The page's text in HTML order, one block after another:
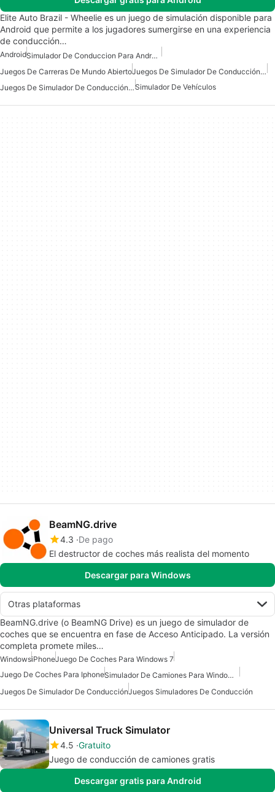
Elite Auto Brazil - Wheelie es un juego de simulación disponible para
Android que permite a los jugadores sumergirse en una experiencia
de conducción…
Android
Simulador De Conduccion Para Android
Juegos De Carreras De Mundo Abierto
Juegos De Simulador De Conducción Gratis
Juegos De Simulador De Conducción Para Android Simulador De Vehículos
BeamNG.drive
4.3 De pago
El destructor de coches más realista del momento
Descargar para Windows
Otras plataformas
BeamNG.drive (o BeamNG Drive) es un juego de simulador de
coches que se encuentra en fase de Acceso Anticipado. La versión
completa promete miles…
WindowsiPhoneJuego De Coches Para Windows 7
Juego De Coches Para Iphone
Simulador De Camiones Para Windows 10
Juegos De Simulador De ConducciónJuegos Simuladores De Conducción
Universal Truck Simulator
4.5 Gratuito
Juego de conducción de camiones gratis
Descargar gratis para Android